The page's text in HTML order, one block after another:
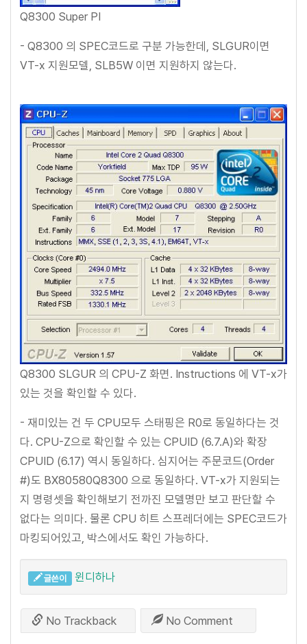
Q8300 Super PI
- Q8300 의 SPEC코드로 구분 가능한데, SLGUR이면
VT-x 지원모델, SLB5W 이면 지원하지 않는다.
Q8300 SLGUR 의 CPU-Z 화면. Instructions 에 VT-x가
있는 것을 확인할 수 있다.
- 재미있는 건 두 CPU모두 스태핑은 R0로 동일하다는 것
다. CPU-Z으로 확인할 수 있는 CPUID (6.7.A)와 확장
CPUID (6.17) 역시 동일하다. 심지어는 주문코드(Order
#)도 BX80580Q8300 으로 동일하다. VT-x가 지원되는
지 명령셋을 확인해보기 전까진 모델명만 보고 판단할 수
없다는 의미다. 물론 CPU 히트 스프레더에는 SPEC코드가
마킹되어있고, 박스에서도 확인 가능하다.
글쓴이 윈디하나
No Trackback No Comment